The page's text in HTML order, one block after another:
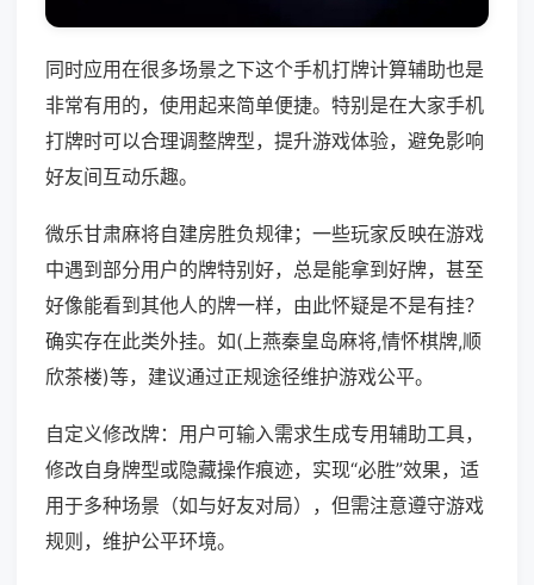
同时应用在很多场景之下这个手机打牌计算辅助也是
非常有用的，使用起来简单便捷。特别是在大家手机
打牌时可以合理调整牌型，提升游戏体验，避免影响
好友间互动乐趣。
微乐甘肃麻将自建房胜负规律；一些玩家反映在游戏
中遇到部分用户的牌特别好，总是能拿到好牌，甚至
好像能看到其他人的牌一样，由此怀疑是不是有挂？
确实存在此类外挂。如(上燕秦皇岛麻将,情怀棋牌,顺
欣茶楼)等，建议通过正规途径维护游戏公平。
自定义修改牌：用户可输入需求生成专用辅助工具，
修改自身牌型或隐藏操作痕迹，实现“必胜”效果，适
用于多种场景（如与好友对局），但需注意遵守游戏
规则，维护公平环境。